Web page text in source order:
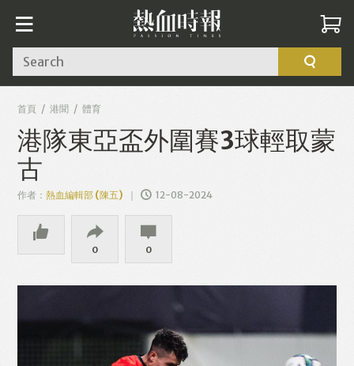
Search
首頁 港聞 體育
港隊東亞盃外圍賽3球輕取蒙
古
作者：熱血編輯部 (陳五) 12-08-2024
0 0